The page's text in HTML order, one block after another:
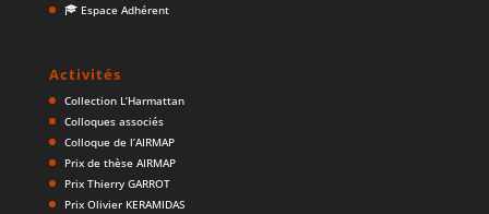
Espace Adhérent
Activités
Collection L’Harmattan
Colloques associés
Colloque de l’AIRMAP
Prix de thèse AIRMAP
Prix Thierry GARROT
Prix Olivier KERAMIDAS